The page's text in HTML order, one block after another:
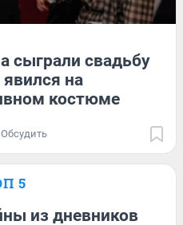
сыграли свадьбу
на
костюме
Обсудить
5
из дневников